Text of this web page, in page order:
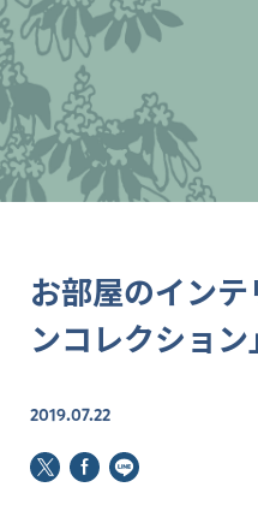
お部屋のイン
ンコレクショ
2019.07.22